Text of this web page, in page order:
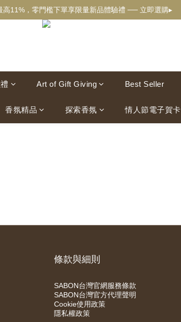
【welcome】滿$500現折$100 ── 立即選購▸
11%，零門檻下單享限量新品體驗禮 ── 立即選購▸
限量系列，沉浸夏日慢旅時光 ── 立即探索▸
Art of Gift Giving Best Seller
香氛精品 探索香氛 情人節電子賀卡
條款與細則
SABON台灣官網服務條款
SABON台灣官方代理聲明
Cookie使用政策
隱私權政策